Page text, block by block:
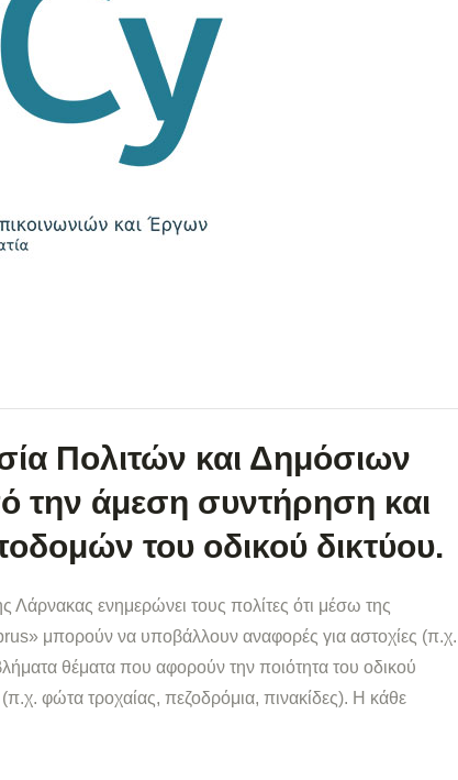
Πολιτών και Δημόσιων
την άμεση συντήρηση και
του οδικού δικτύου.
ενημερώνει τους πολίτες ότι μέσω της
μπορούν να υποβάλλουν αναφορές για αστοχίες (π.χ.
θέματα που αφορούν την ποιότητα του οδικού
φώτα τροχαίας, πεζοδρόμια, πινακίδες). Η κάθε